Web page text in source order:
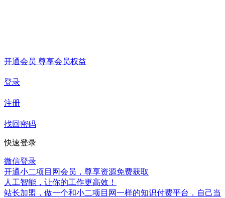
开通会员 尊享会员权益
登录
注册
找回密码
快速登录
微信登录
开通小二项目网会员，尊享资源免费获取
人工智能，让你的工作更高效！
站长加盟，做一个和小二项目网一样的知识付费平台，自己当